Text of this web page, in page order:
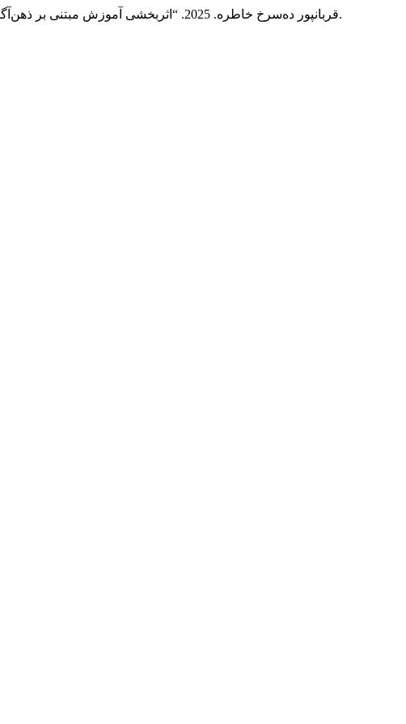
قربانپور ده‌سرخ خاطره. 2025. “اثربخشی آموزش مبتنی بر ذهن‌آگاهی بر ناگویی خلقی، اضطراب امتحان و سازگاری با دانشگاه در دانشجویان”.4 (1): 159-71.